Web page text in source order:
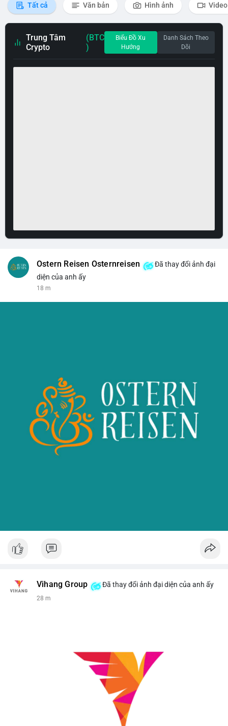
Tất cả Văn bản Hình ảnh Video
Trung Tâm
Crypto
(BTC
)
Biểu Đồ Xu
Hướng
Danh Sách Theo
Dõi
Ostern Reisen Osternreisen
Đã thay đổi ảnh đại
diện của anh ấy
18 m
Vihang Group Đã thay đổi ảnh đại diện của anh ấy
28 m